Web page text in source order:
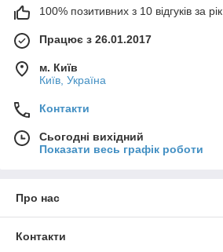
100% позитивних з 10 відгуків за рік
Працює з 26.01.2017
м. Київ
Київ, Україна
Контакти
Сьогодні вихідний
Показати весь графік роботи
Про нас
Контакти